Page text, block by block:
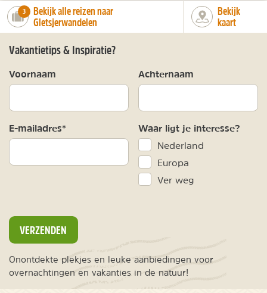
number_of_trips:
3
Bekijk alle reizen naar
Gletsjerwandelen
Bekijk
kaart
Vakantietips & Inspiratie?
Voornaam Achternaam
E-mailadres* Waar ligt je interesse?
Nederland
Europa
Ver weg
VERZENDEN
Onontdekte plekjes en leuke aanbiedingen voor
overnachtingen en vakanties in de natuur!